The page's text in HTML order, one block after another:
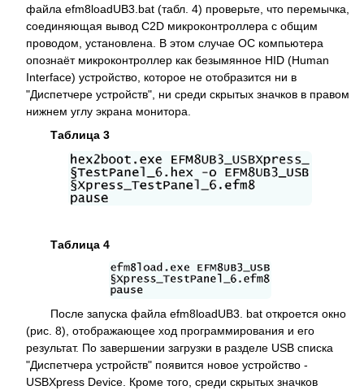
файла efm8loadUB3.bat (табл. 4) проверьте, что перемычка,
соединяющая вывод С2D микроконтроллера с общим
проводом, установлена. В этом случае ОС компьютера
опознаёт микроконтроллер как безымянное HID (Human
Interface) устройство, которое не отобразится ни в
"Диспетчере устройств", ни среди скрытых значков в правом
нижнем углу экрана монитора.
Таблица 3
Таблица 4
После запуска файла efm8loadUB3. bat откроется окно
(рис. 8), отображающее ход программирования и его
результат. По завершении загрузки в разделе USB списка
"Диспетчера устройств" появится новое устройство -
USBXpress Device. Кроме того, среди скрытых значков